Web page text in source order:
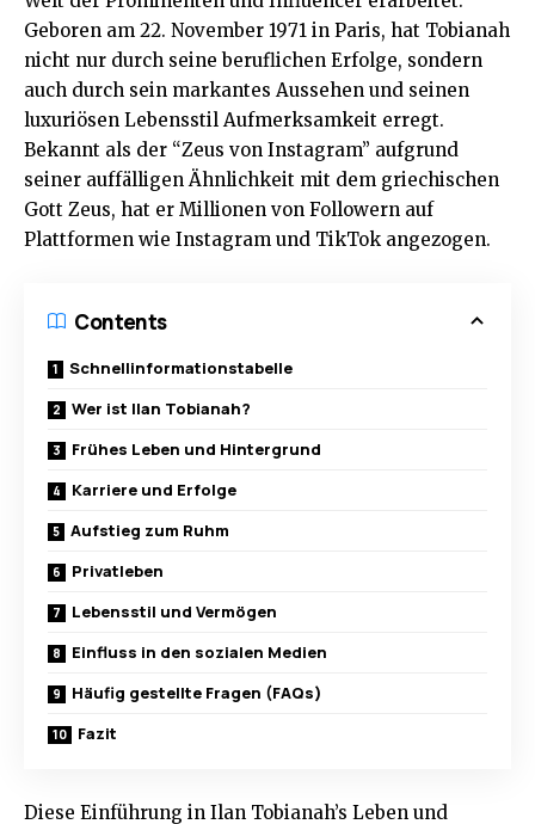
Geboren am 22. November 1971 in Paris, hat Tobianah
nicht nur durch seine beruflichen Erfolge, sondern
auch durch sein markantes Aussehen und seinen
luxuriösen Lebensstil Aufmerksamkeit erregt.
Bekannt als der “Zeus von Instagram” aufgrund
seiner auffälligen Ähnlichkeit mit dem griechischen
Gott Zeus, hat er Millionen von Followern auf
Plattformen wie Instagram und TikTok angezogen.
Contents
Schnellinformationstabelle
Wer ist Ilan Tobianah?
Frühes Leben und Hintergrund
Karriere und Erfolge
Aufstieg zum Ruhm
Privatleben
Lebensstil und Vermögen
Einfluss in den sozialen Medien
Häufig gestellte Fragen (FAQs)
Fazit
Diese Einführung in Ilan Tobianah’s Leben und